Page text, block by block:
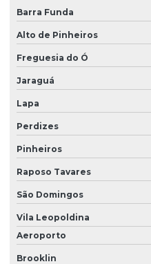
Recuperação De Bomba De
Recuperação De Bomba De
Recuperação De Bomba De
Recuperação De Bomba Diesel
Recuperação De Bomba Diesel
Recuperação De Bomba Diesel
Recuperação De Injetores A
Recuperação De Injetores
Recuperação De Injetores Diesel
Recuperação E Limpeza De
Recuperação Rápida De Bicos
Barra Funda
Alto de Pinheiros
Freguesia do Ó
Jaraguá
Lapa
Perdizes
Pinheiros
Raposo Tavares
São Domingos
Vila Leopoldina
Aeroporto
Brooklin